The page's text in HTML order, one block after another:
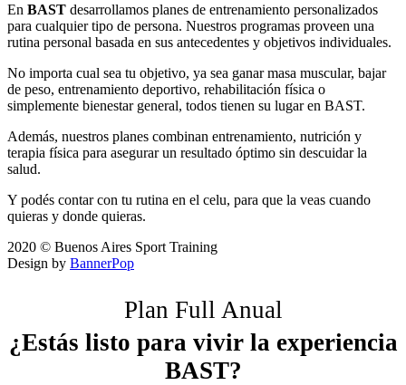
En BAST desarrollamos planes de entrenamiento personalizados
para cualquier tipo de persona. Nuestros programas proveen una
rutina personal basada en sus antecedentes y objetivos individuales.
No importa cual sea tu objetivo, ya sea ganar masa muscular, bajar
de peso, entrenamiento deportivo, rehabilitación física o
simplemente bienestar general, todos tienen su lugar en BAST.
Además, nuestros planes combinan entrenamiento, nutrición y
terapia física para asegurar un resultado óptimo sin descuidar la
salud.
Y podés contar con tu rutina en el celu, para que la veas cuando
quieras y donde quieras.
2020 © Buenos Aires Sport Training
Design by BannerPop
Plan Full Anual
¿Estás listo para vivir la experiencia
BAST?